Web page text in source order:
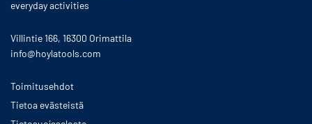
everyday activities
Villintie 166, 16300 Orimattila
info@hoylatools.com
Toimitusehdot
Tietoa evästeistä